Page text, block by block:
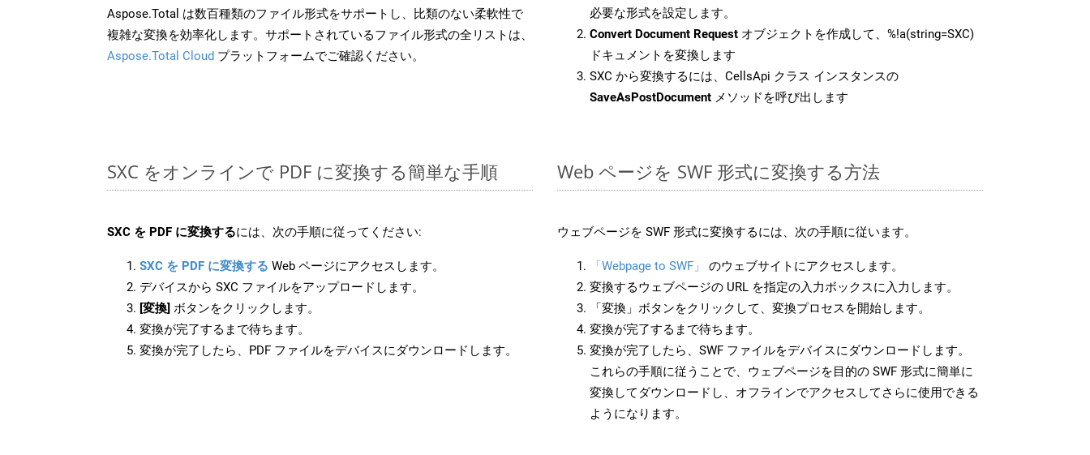
Aspose.Total は数百種類のファイル形式をサポートし、比類のない柔軟性で
複雑な変換を効率化します。サポートされているファイル形式の全リストは、
Aspose.Total Cloud プラットフォームでご確認ください。
必要な形式を設定します。
Convert Document Request オブジェクトを作成して、%!a(string=SXC)
ドキュメントを変換します
SXC から変換するには、CellsApi クラス インスタンスの
SaveAsPostDocument メソッドを呼び出します
SXC をオンラインで PDF に変換する簡単な手順
SXC を PDF に変換するには、次の手順に従ってください:
SXC を PDF に変換する Web ページにアクセスします。
デバイスから SXC ファイルをアップロードします。
[変換] ボタンをクリックします。
変換が完了するまで待ちます。
変換が完了したら、PDF ファイルをデバイスにダウンロードします。
Web ページを SWF 形式に変換する方法
ウェブページを SWF 形式に変換するには、次の手順に従います。
「Webpage to SWF」
のウェブサイトにアクセスします。
変換するウェブページの URL を指定の入力ボックスに入力します。
「変換」ボタンをクリックして、変換プロセスを開始します。
変換が完了するまで待ちます。
変換が完了したら、SWF ファイルをデバイスにダウンロードします。
これらの手順に従うことで、ウェブページを目的の SWF 形式に簡単に
変換してダウンロードし、オフラインでアクセスしてさらに使用できる
ようになります。